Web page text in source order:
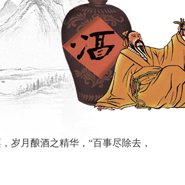
岁月酿酒之精华，“百事尽除去，